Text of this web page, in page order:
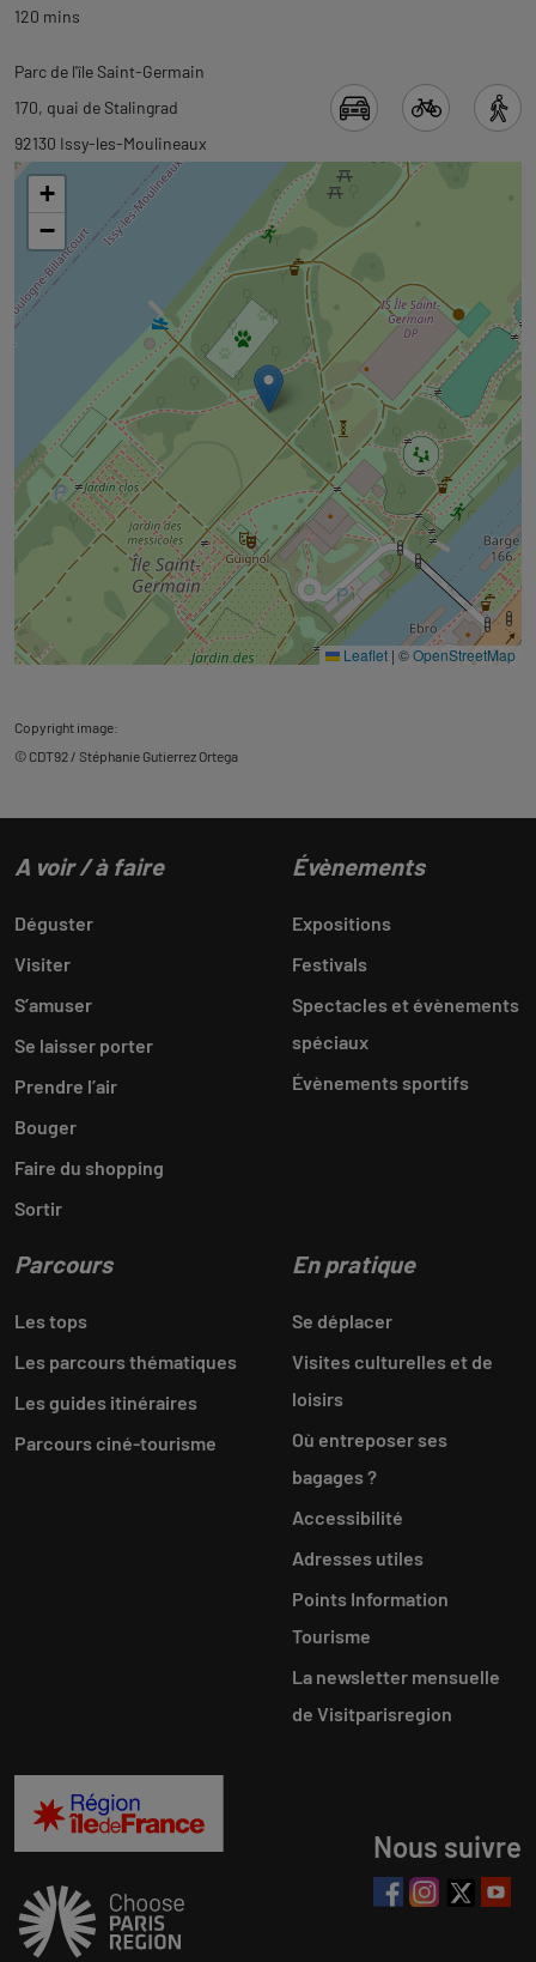
120 mins
l'onglet
informations
Revenir
à
l'onglet
carte
Parc de l'île Saint-Germain
170, quai de Stalingrad
92130 Issy-les-Moulineaux
+
−
Leaflet | ©OpenStreetMap
Copyright image:
© CDT92 / Stéphanie Gutierrez Ortega
A voir / à faire
Déguster
Visiter
S’amuser
Se laisser porter
Prendre l’air
Bouger
Faire du shopping
Sortir
Évènements
Expositions
Festivals
Spectacles et évènements
spéciaux
Évènements sportifs
Parcours
Les tops
Les parcours thématiques
Les guides itinéraires
Parcours ciné-tourisme
En pratique
Se déplacer
Visites culturelles et de
loisirs
Où entreposer ses
bagages ?
Accessibilité
Adresses utiles
Points Information
Tourisme
La newsletter mensuelle
de Visitparisregion
Nous suivre